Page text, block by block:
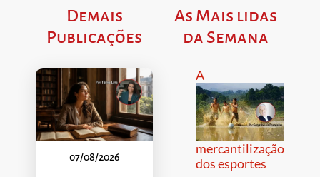
Demais
Publicações
07/08/2026
As Mais lidas
da Semana
A
mercantilização
dos esportes